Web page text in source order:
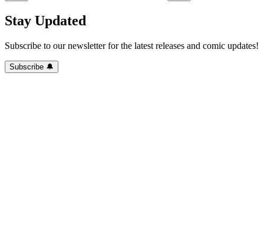
Stay Updated
Subscribe to our newsletter for the latest releases and comic updates!
Subscribe 🔔